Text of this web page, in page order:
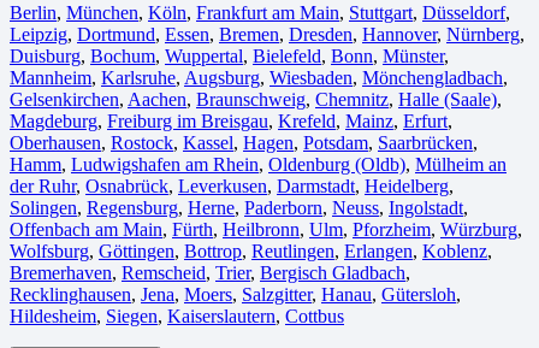
Berlin⁠, München, Köln⁠, Frankfurt am Main, Stuttgart, Düsseldorf,
Leipzig, Dortmund, Essen, Bremen, Dresden, Hannover, Nürnberg,
Duisburg⁠, Bochum, Wuppertal⁠, Bielefeld⁠, Bonn⁠, Münster⁠,
Mannheim, Karlsruhe, Augsburg, Wiesbaden⁠, Mönchengladbach⁠,
Gelsenkirchen⁠, Aachen⁠, Braunschweig, Chemnitz⁠, Halle (Saale)⁠,
Magdeburg, Freiburg im Breisgau⁠, Krefeld⁠, Mainz⁠, Erfurt,
Oberhausen⁠, Rostock⁠, Kassel⁠, Hagen, Potsdam, Saarbrücken⁠,
Hamm, Ludwigshafen am Rhein⁠, Oldenburg (Oldb), Mülheim an
der Ruhr, Osnabrück⁠, Leverkusen, Darmstadt⁠, Heidelberg,
Solingen, Regensburg, Herne⁠, Paderborn, Neuss, Ingolstadt,
Offenbach am Main, Fürth⁠, Heilbronn, Ulm⁠, Pforzheim, Würzburg,
Wolfsburg⁠, Göttingen, Bottrop, Reutlingen, Erlangen⁠, Koblenz,
Bremerhaven⁠, Remscheid, Trier⁠, Bergisch Gladbach,
Recklinghausen, Jena⁠, Moers⁠, Salzgitter⁠, Hanau, Gütersloh,
Hildesheim⁠, Siegen⁠, Kaiserslautern⁠, Cottbus⁠